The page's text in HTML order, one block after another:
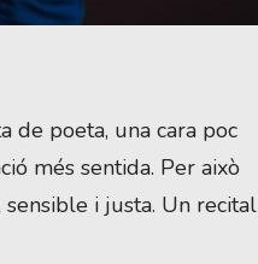
de poeta, una cara poc
més sentida. Per això
i justa. Un recital